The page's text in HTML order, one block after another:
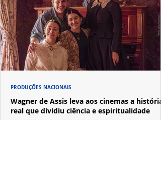
Wagner de Assis leva aos cinemas a história
real que dividiu ciência e espiritualidade
PRODUÇÕES NACIONAIS